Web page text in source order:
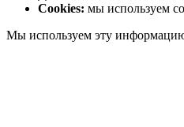
Cookies: мы используем
Мы используем эту